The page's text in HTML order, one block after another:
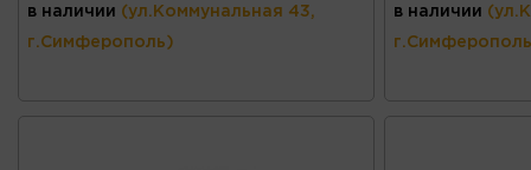
в наличии (ул.Коммунальная 43,
г.Симферополь)
в наличии